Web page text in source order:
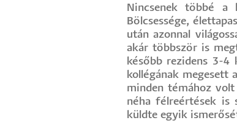
Nincsenek többé a
Bölcsessége,
után azonnal
akár többször is
később rezidens 3-
kollégának megesett
minden témához
néha félreértések is
küldte egyik